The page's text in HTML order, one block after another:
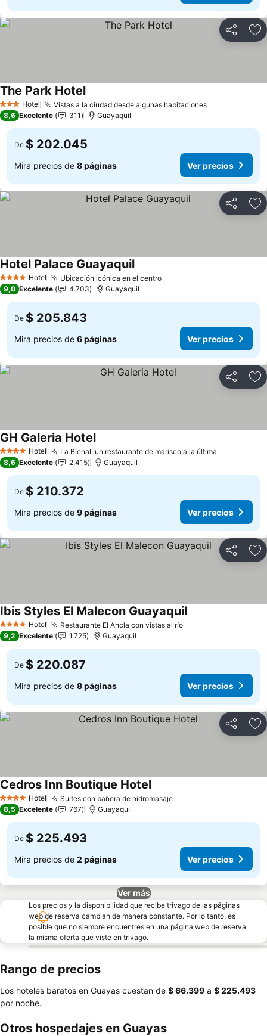
Compartir
3 Estrellas
Hotel Vistas a la ciudad desde algunas habitacionesVer precios
The Park HotelVer precios
8,6 Excelente 311 Guayaquil
De $ 202.045
Mira precios de 8 páginas Ver precios
Compartir
4 EstrellasHotel Ubicación icónica en el centroVer precios
Hotel Palace GuayaquilVer precios
9,0 Excelente 4.703 Guayaquil
De $ 205.843
Mira precios de 6 páginas Ver precios
Compartir
4 EstrellasHotel La Bienal, un restaurante de marisco a la última
GH Galeria HotelVer precios
8,6 Excelente 2.415 Guayaquil
De $ 210.372
Mira precios de 9 páginas Ver precios
Compartir
4 EstrellasHotel Restaurante El Ancla con vistas al ríoVer precios
Ibis Styles El Malecon GuayaquilVer precios
9,2 Excelente 1.725 Guayaquil
De $ 220.087
Mira precios de 8 páginas Ver precios
Compartir
4 EstrellasHotel Suites con bañera de hidromasajeVer precios
Cedros Inn Boutique HotelVer precios
8,5 Excelente 767 Guayaquil
De $ 225.493
Mira precios de 2 páginas Ver precios
Ver más
Los precios y la disponibilidad que recibe trivago de las páginas
web de reserva cambian de manera constante. Por lo tanto, es
posible que no siempre encuentres en una página web de reserva
la misma oferta que viste en trivago.
Rango de precios
Los hoteles baratos en Guayas cuestan de ‎$ 66.399 a ‎$ 225.493
por noche.
Otros hospedajes en Guayas